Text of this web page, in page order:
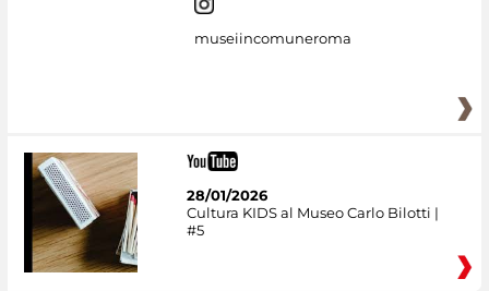
museiincomuneroma
28/01/2026
Cultura KIDS al Museo Carlo Bilotti |
#5